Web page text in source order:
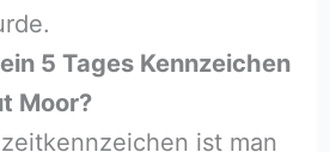
5 Tages Kennzeichen
Moor?
ist man